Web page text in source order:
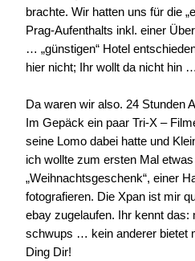
brachte. Wir hatten uns für die
Prag-Aufenthalts inkl. einer
… „günstigen“ Hotel
hier nicht; Ihr wollt da nicht hin
Da waren wir also. 24 Stunden
Im Gepäck ein paar Tri-X –
seine Lomo dabei hatte und
ich wollte zum ersten Mal
„Weihnachtsgeschenk“, einer
fotografieren. Die Xpan ist mir
ebay zugelaufen. Ihr kennt das:
schwups … kein anderer bietet
Ding Dir!